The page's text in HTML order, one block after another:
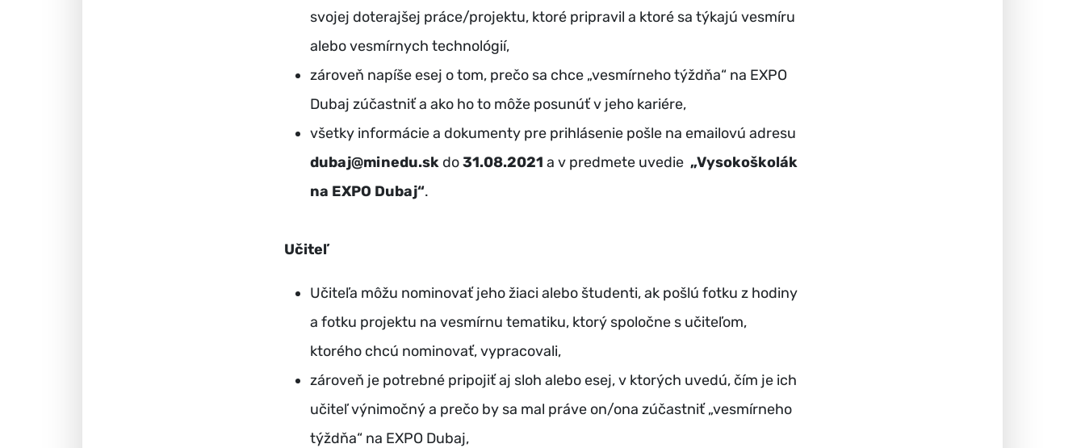
svojej doterajšej práce/projektu, ktoré pripravil a ktoré sa týkajú vesmíru
alebo vesmírnych technológií,
zároveň napíše esej o tom, prečo sa chce „vesmírneho týždňa“ na EXPO
Dubaj zúčastniť a ako ho to môže posunúť v jeho kariére,
všetky informácie a dokumenty pre prihlásenie pošle na emailovú adresu
dubaj@minedu.sk do31.08.2021 a v predmete uvedie „Vysokoškolák
na EXPO Dubaj“.
Učiteľ
Učiteľa môžu nominovať jeho žiaci alebo študenti, ak pošlú fotku z hodiny
a fotku projektu na vesmírnu tematiku, ktorý spoločne s učiteľom,
ktorého chcú nominovať, vypracovali,
zároveň je potrebné pripojiť aj sloh alebo esej, v ktorých uvedú, čím je ich
učiteľ výnimočný a prečo by sa mal práve on/ona zúčastniť „vesmírneho
týždňa“ na EXPO Dubaj,